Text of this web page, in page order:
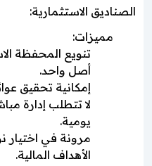
الصناديق الاستثمارية:
مميزات:
تنويع المحفظة
أصل واحد.
إمكانية تحقيق
لا تتطلب إدارة
يومية.
مرونة في اختيار
الأهداف المالية.